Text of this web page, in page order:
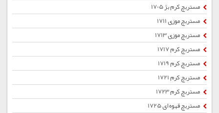
مستربچ کرم بژ 1705
مستربچ موزی 1711
مستربچ موزی 1713
مستربچ کرم 1717
مستربچ کرم 1719
مستربچ کرم 1721
مستربچ کرم 1723
مستربچ قهوه ای 1725